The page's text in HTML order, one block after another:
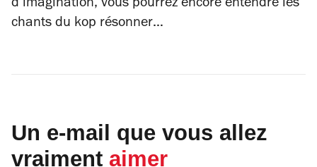
d’imagination, vous pourrez encore entendre les
chants du kop résonner…
Un e-mail que vous allez
vraiment aimer